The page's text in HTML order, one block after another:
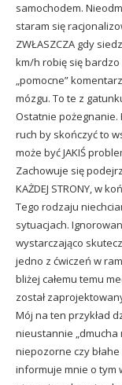
samochodem.
staram się
ZWŁASZCZA gdy
km/h robię się bardzo
„pomocne”
mózgu. To te z
Ostatnie pożegnanie.
ruch by skończyć to
może być JAKIŚ
Zachowuje się
KAŻDEJ STRONY, w
Tego rodzaju
sytuacjach.
wystarczająco
jedno z ćwiczeń w
bliżej całemu temu
został
Mój na ten przykład
nieustannie „dmucha
niepozorne czy
informuje mnie o tym